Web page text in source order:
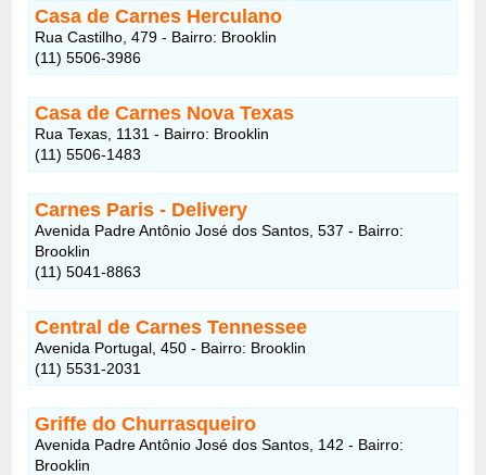
Casa de Carnes Herculano
Rua Castilho, 479 - Bairro: Brooklin
(11) 5506-3986
Casa de Carnes Nova Texas
Rua Texas, 1131 - Bairro: Brooklin
(11) 5506-1483
Carnes Paris - Delivery
Avenida Padre Antônio José dos Santos, 537 - Bairro:
Brooklin
(11) 5041-8863
Central de Carnes Tennessee
Avenida Portugal, 450 - Bairro: Brooklin
(11) 5531-2031
Griffe do Churrasqueiro
Avenida Padre Antônio José dos Santos, 142 - Bairro:
Brooklin